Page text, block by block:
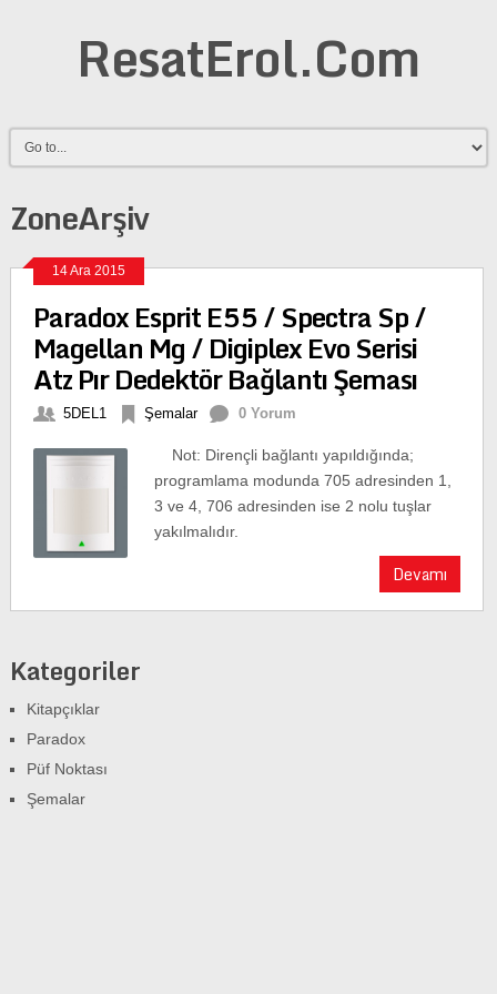
ResatErol.Com
ZoneArşiv
14 Ara 2015
Paradox Esprit E55 / Spectra Sp /
Magellan Mg / Digiplex Evo Serisi
Atz Pır Dedektör Bağlantı Şeması
5DEL1 Şemalar 0 Yorum
Not: Dirençli bağlantı yapıldığında;
programlama modunda 705 adresinden 1,
3 ve 4, 706 adresinden ise 2 nolu tuşlar
yakılmalıdır.
Devamı
Kategoriler
Kitapçıklar
Paradox
Püf Noktası
Şemalar